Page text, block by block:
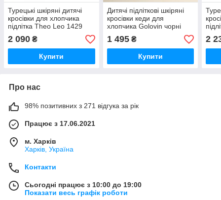
Турецькі шкіряні дитячі
кросівки для хлопчика
підлітка Theo Leo 1429
розмір 26 — 38
2 090 ₴
Купити
Дитячі підліткові шкіряні
кросівки кеди для
хлопчика Golovin чорні
розмір 34-38
1 495₴
Купити
2
Про нас
98% позитивних з 271 відгука за рік
Працює з 17.06.2021
м. Харків
Харків, Україна
Контакти
Сьогодні працює з 10:00 до 19:00
Показати весь графік роботи